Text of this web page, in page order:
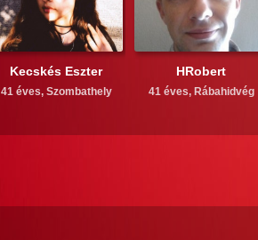
Kecskés Eszter
41 éves, Szombathely
HRobert
41 éves, Rábahidvég